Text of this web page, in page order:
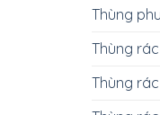
Thùng
Thùng
Thùng